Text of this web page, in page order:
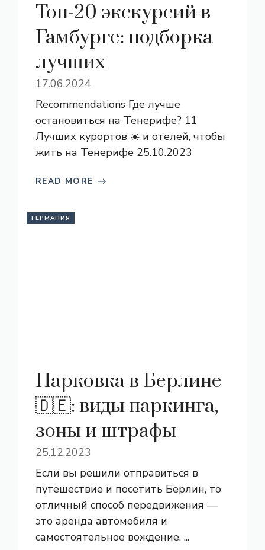
Топ-20 экскурсий в
Гамбурге: подборка
лучших
17.06.2024
Recommendations Где лучше
остановиться на Тенерифе? 11
Лучших курортов ☀️ и отелей, чтобы
жить на Тенерифе 25.10.2023
READ MORE
ГЕРМАНИЯ
Парковка в Берлине
🇩🇪: виды паркинга,
зоны и штрафы
25.12.2023
Если вы решили отправиться в
путешествие и посетить Берлин, то
отличный способ передвижения —
это аренда автомобиля и
самостоятельное вождение. ...